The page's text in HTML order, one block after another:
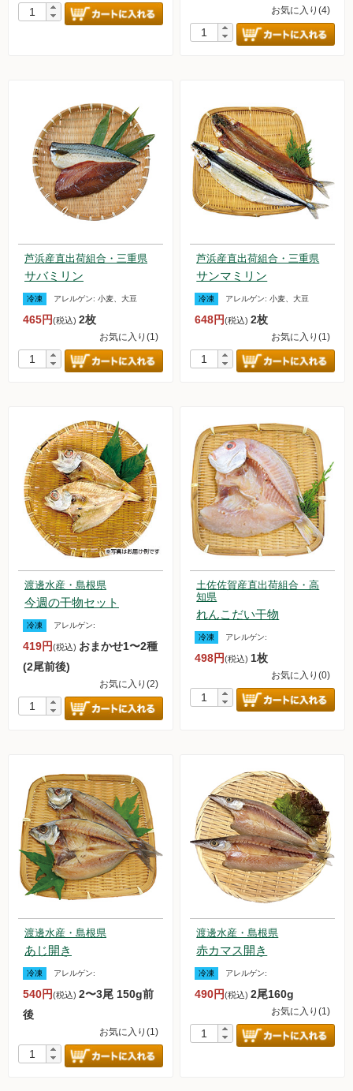
お気に入り(4)
芦浜産直出荷組合・三重県
サバミリン
冷凍 アレルゲン: 小麦、大豆
465円(税込) 2枚
お気に入り(1)
芦浜産直出荷組合・三重県
サンマミリン
冷凍 アレルゲン:小麦、大豆
648円(税込)2枚
お気に入り(1)
渡邊水産・島根県
今週の干物セット
冷凍 アレルゲン:
419円(税込) おまかせ1〜2種
(2尾前後)
お気に入り(2)
土佐佐賀産直出荷組合・高
知県
れんこだい干物
冷凍 アレルゲン:
498円(税込)1枚
お気に入り(0)
渡邊水産・島根県
あじ開き
冷凍 アレルゲン:
540円(税込) 2〜3尾 150g前
後
お気に入り(1)
渡邊水産・島根県
赤カマス開き
冷凍 アレルゲン:
490円(税込)2尾160g
お気に入り(1)